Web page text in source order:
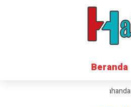
Beranda
Beranda
Rumah Warga Petak Bahandang,